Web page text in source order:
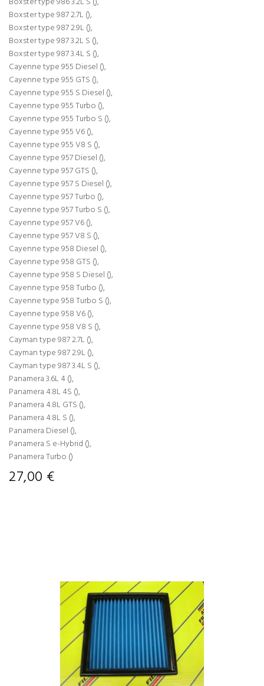
Boxster type 987 2.7L (),
Boxster type 987 2.9L (),
Boxster type 987 3.2L S (),
Boxster type 987 3.4L S (),
Cayenne type 955 Diesel (),
Cayenne type 955 GTS (),
Cayenne type 955 S Diesel (),
Cayenne type 955 Turbo (),
Cayenne type 955 Turbo S (),
Cayenne type 955 V6 (),
Cayenne type 955 V8 S (),
Cayenne type 957 Diesel (),
Cayenne type 957 GTS (),
Cayenne type 957 S Diesel (),
Cayenne type 957 Turbo (),
Cayenne type 957 Turbo S (),
Cayenne type 957 V6 (),
Cayenne type 957 V8 S (),
Cayenne type 958 Diesel (),
Cayenne type 958 GTS (),
Cayenne type 958 S Diesel (),
Cayenne type 958 Turbo (),
Cayenne type 958 Turbo S (),
Cayenne type 958 V6 (),
Cayenne type 958 V8 S (),
Cayman type 987 2.7L (),
Cayman type 987 2.9L (),
Cayman type 987 3.4L S (),
Panamera 3.6L 4 (),
Panamera 4.8L 4S (),
Panamera 4.8L GTS (),
Panamera 4.8L S (),
Panamera Diesel (),
Panamera S e-Hybrid (),
Panamera Turbo ()
27,00 €